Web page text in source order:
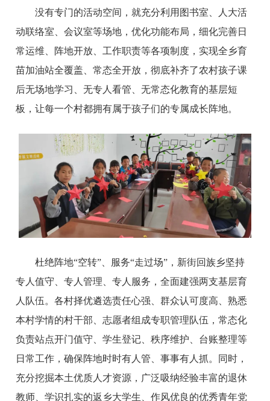
没有专门的活动空间，就充分利用图书室、人大活
动联络室、会议室等场地，优化功能布局，细化完善日
常运维、阵地开放、工作职责等各项制度，实现全乡育
苗加油站全覆盖、常态全开放，彻底补齐了农村孩子课
后无场地学习、无专人看管、无常态化教育的基层短
板，让每一个村都拥有属于孩子们的专属成长阵地。
杜绝阵地“空转”、服务“走过场”，新街回族乡坚持
专人值守、专人管理、专人服务，全面建强两支基层育
人队伍。各村择优遴选责任心强、群众认可度高、熟悉
本村学情的村干部、志愿者组成专职管理队伍，常态化
负责站点开门值守、学生登记、秩序维护、台账整理等
日常工作，确保阵地时时有人管、事事有人抓。同时，
充分挖掘本土优质人才资源，广泛吸纳经验丰富的退休
教师、学识扎实的返乡大学生、作风优良的优秀青年党